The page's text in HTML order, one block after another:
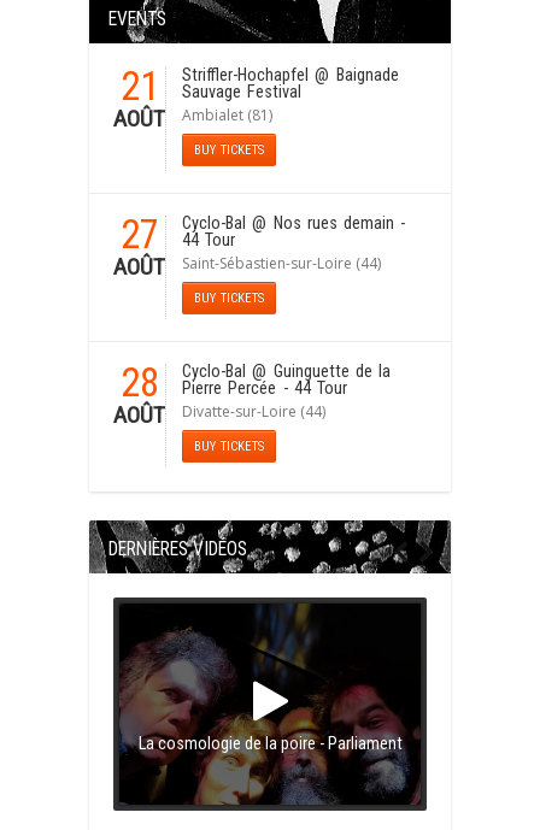
EVENTS
21
AOÛT
Striffler-Hochapfel @ Baignade
Sauvage Festival
Ambialet (81)
BUY TICKETS
27
AOÛT
Cyclo-Bal @ Nos rues demain -
44 Tour
Saint-Sébastien-sur-Loire (44)
BUY TICKETS
28
AOÛT
Cyclo-Bal @ Guinguette de la
Pierre Percée - 44 Tour
Divatte-sur-Loire (44)
BUY TICKETS
DERNIÈRES VIDÉOS
La cosmologie de la poire - Parliament